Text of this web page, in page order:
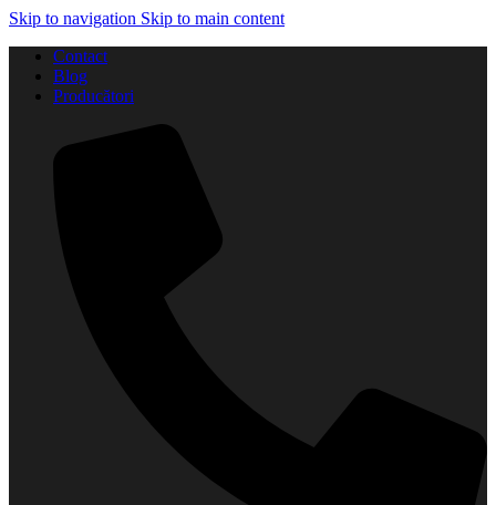
Skip to navigation Skip to main content
Contact
Blog
Producători